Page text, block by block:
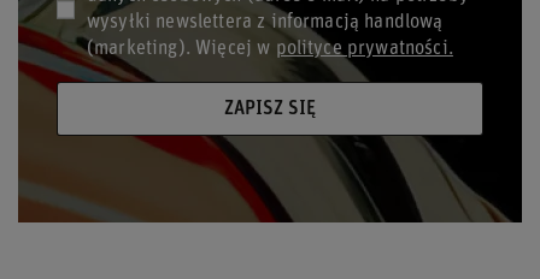
wysyłki newslettera z informacją handlową
(marketing). Więcej w polityce prywatności.
ZAPISZ SIĘ